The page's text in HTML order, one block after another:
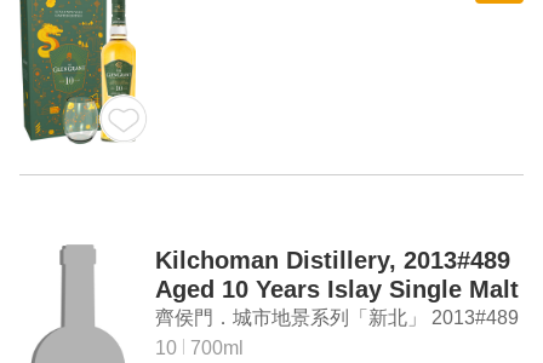
Kilchoman Distillery, 2013#489
Aged 10 Years Islay Single Malt
Scotch Whisky
齊侯門．城市地景系列「新北」 2013#489
10年 艾雷島單一麥芽蘇格蘭威士忌
10
700ml